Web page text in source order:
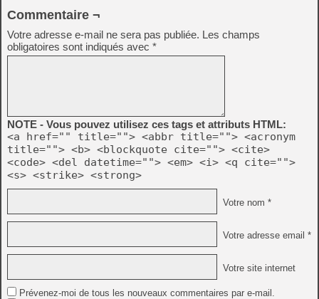
Commentaire ¬
Votre adresse e-mail ne sera pas publiée. Les champs
obligatoires sont indiqués avec *
NOTE - Vous pouvez utilisez ces tags et attributs HTML:
<a href="" title=""> <abbr title=""> <acronym
title=""> <b> <blockquote cite=""> <cite>
<code> <del datetime=""> <em> <i> <q cite="">
<s> <strike> <strong>
Votre nom *
Votre adresse email *
Votre site internet
Prévenez-moi de tous les nouveaux commentaires par e-mail.